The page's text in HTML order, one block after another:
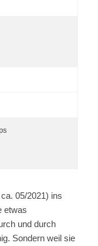
05/2021) ins
etwas
und durch
Sondern weil sie